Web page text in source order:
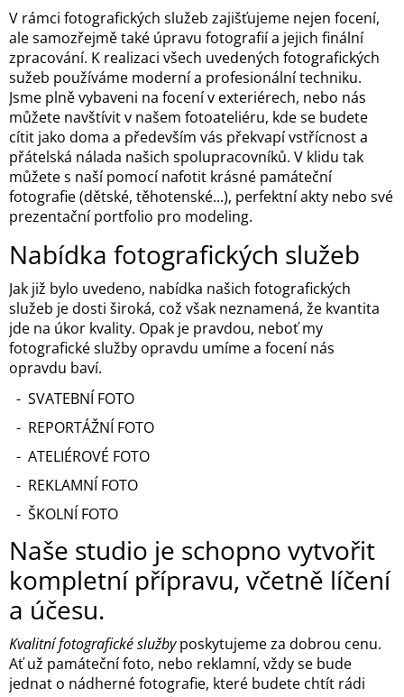
V rámci fotografických služeb zajišťujeme nejen focení,
ale samozřejmě také úpravu fotografií a jejich finální
zpracování. K realizaci všech uvedených fotografických
sužeb používáme moderní a profesionální techniku.
Jsme plně vybaveni na focení v exteriérech, nebo nás
můžete navštívit v našem fotoateliéru, kde se budete
cítit jako doma a především vás překvapí vstřícnost a
přátelská nálada našich spolupracovníků. V klidu tak
můžete s naší pomocí nafotit krásné památeční
fotografie (dětské, těhotenské...), perfektní akty nebo své
prezentační portfolio pro modeling.
Nabídka fotografických služeb
Jak již bylo uvedeno, nabídka našich fotografických
služeb je dosti široká, což však neznamená, že kvantita
jde na úkor kvality. Opak je pravdou, neboť my
fotografické služby opravdu umíme a focení nás
opravdu baví.
- SVATEBNÍ FOTO
- REPORTÁŽNÍ FOTO
- ATELIÉROVÉ FOTO
- REKLAMNÍ FOTO
- ŠKOLNÍ FOTO
Naše studio je schopno vytvořit
kompletní přípravu, včetně líčení
a účesu.
Kvalitní fotografické službyposkytujeme za dobrou cenu.
Ať už památeční foto, nebo reklamní, vždy se bude
jednat o nádherné fotografie, které budete chtít rádi